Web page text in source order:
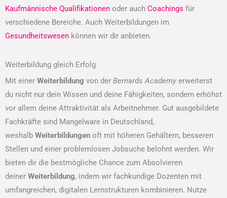
Kaufmännische Qualifikationen oder auch Coachings für
verschiedene Bereiche. Auch Weiterbildungen im
Gesundheitswesen können wir dir anbieten.
Weiterbildung gleich Erfolg
Mit einer Weiterbildung von der Bernards Academy erweiterst
du nicht nur dein Wissen und deine Fähigkeiten, sondern erhöhst
vor allem deine Attraktivität als Arbeitnehmer. Gut ausgebildete
Fachkräfte sind Mangelware in Deutschland,
weshalb Weiterbildungen oft mit höheren Gehältern, besseren
Stellen und einer problemlosen Jobsuche belohnt werden. Wir
bieten dir die bestmögliche Chance zum Absolvieren
deiner Weiterbildung, indem wir fachkundige Dozenten mit
umfangreichen, digitalen Lernstrukturen kombinieren. Nutze